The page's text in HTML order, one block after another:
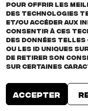
Pour offrir les
des technologies
et/ou accéder aux
consentir à ces
des données telles
ou les ID uniques
de retirer son
sur certaines
Accepter